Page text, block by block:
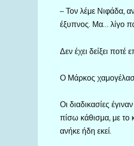
– Τον λέμε Νιφάδα,
έξυπνος. Μα… λίγο
Δεν έχει δείξει ποτέ
Ο Μάρκος
Οι διαδικασίες
πίσω κάθισμα, με το
ανήκε ήδη εκεί.